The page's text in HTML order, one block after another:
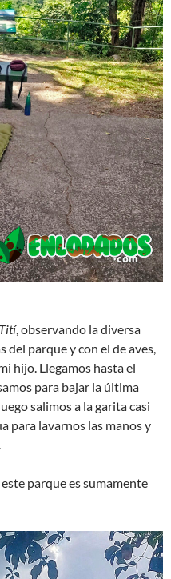
, observando la diversa
del parque y con el de aves,
hijo. Llegamos hasta el
para bajar la última
salimos a la garita casi
para lavarnos las manos y
parque es sumamente